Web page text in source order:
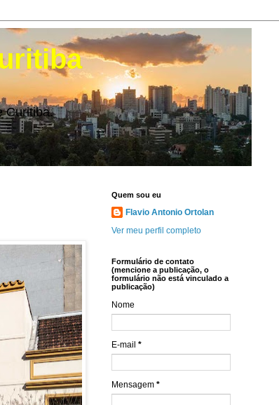
Curitiba.
Quem sou eu
Flavio Antonio Ortolan
Ver meu perfil completo
Formulário de contato
(mencione a publicação, o
formulário não está vinculado a
publicação)
Nome
E-mail *
Mensagem *